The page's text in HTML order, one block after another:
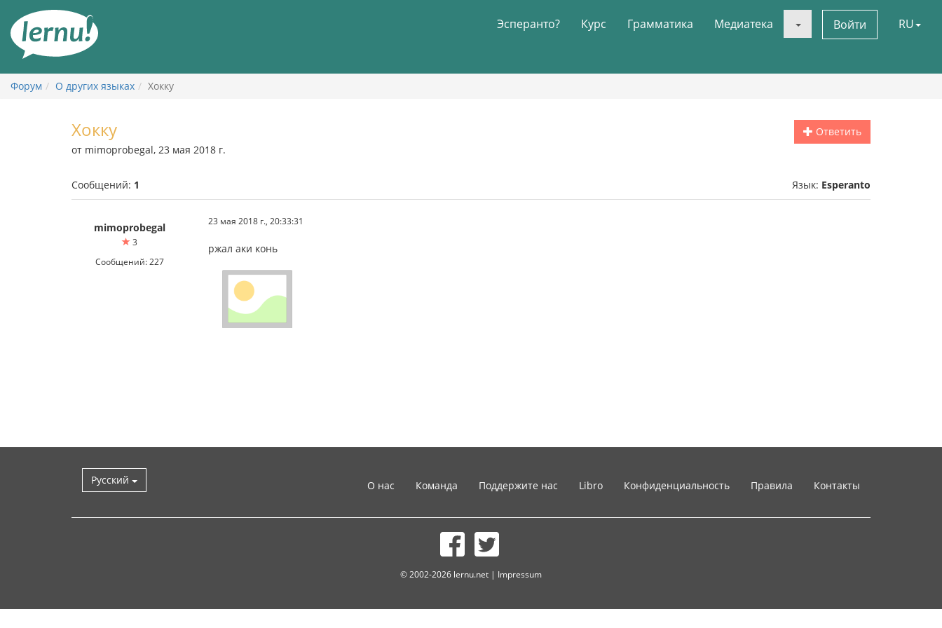
содержанию
Эсперанто? Курс Грамматика Медиатека Войти RU
Форум О других языках Хокку
Ответить
Хокку
от mimoprobegal, 23 мая 2018 г.
Сообщений: 1 Язык: Esperanto
mimoprobegal
3
Сообщений: 227
23 мая 2018 г., 20:33:31
ржал аки конь
Русский О нас Команда Поддержите нас Libro Конфиденциальность Правила Контакты
© 2002-2026 lernu.net | Impressum